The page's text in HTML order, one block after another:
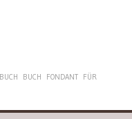
BUCH FONDANT FÜR